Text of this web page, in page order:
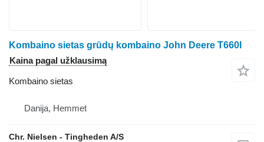
Kombaino sietas grūdų kombaino John Deere T660I
Kaina pagal užklausimą
Kombaino sietas
Danija, Hemmet
Chr. Nielsen - Tingheden A/S